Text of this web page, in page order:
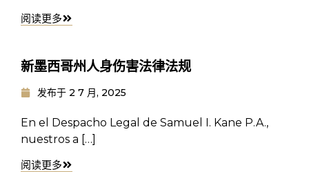
阅读更多
新墨西哥州人身伤害法律法规
发布于 2 7 月, 2025
En el Despacho Legal de Samuel I. Kane P.A.,
nuestros a […]
阅读更多